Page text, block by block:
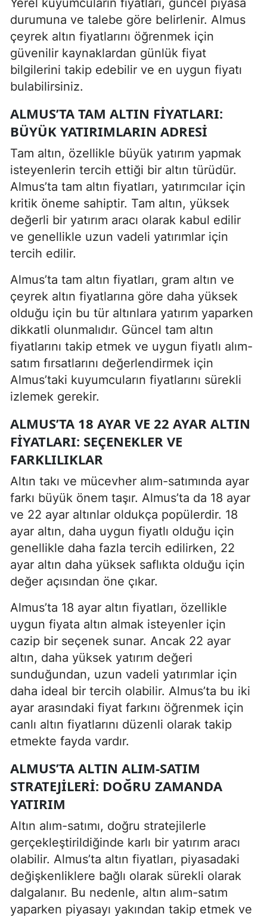
Yerel kuyumcuların fiyatları, güncel piyasa
durumuna ve talebe göre belirlenir. Almus
çeyrek altın fiyatlarını öğrenmek için
güvenilir kaynaklardan günlük fiyat
bilgilerini takip edebilir ve en uygun fiyatı
bulabilirsiniz.
ALMUS’TA TAM ALTIN FIYATLARI:
BÜYÜK YATIRIMLARIN ADRESI
Tam altın, özellikle büyük yatırım yapmak
isteyenlerin tercih ettiği bir altın türüdür.
Almus’ta tam altın fiyatları, yatırımcılar için
kritik öneme sahiptir. Tam altın, yüksek
değerli bir yatırım aracı olarak kabul edilir
ve genellikle uzun vadeli yatırımlar için
tercih edilir.
Almus’ta tam altın fiyatları, gram altın ve
çeyrek altın fiyatlarına göre daha yüksek
olduğu için bu tür altınlara yatırım yaparken
dikkatli olunmalıdır. Güncel tam altın
fiyatlarını takip etmek ve uygun fiyatlı alım-
satım fırsatlarını değerlendirmek için
Almus’taki kuyumcuların fiyatlarını sürekli
izlemek gerekir.
ALMUS’TA 18 AYAR VE 22 AYAR ALTIN
FIYATLARI: SEÇENEKLER VE
FARKLILIKLAR
Altın takı ve mücevher alım-satımında ayar
farkı büyük önem taşır. Almus’ta da 18 ayar
ve 22 ayar altınlar oldukça popülerdir. 18
ayar altın, daha uygun fiyatlı olduğu için
genellikle daha fazla tercih edilirken, 22
ayar altın daha yüksek saflıkta olduğu için
değer açısından öne çıkar.
Almus’ta 18 ayar altın fiyatları, özellikle
uygun fiyata altın almak isteyenler için
cazip bir seçenek sunar. Ancak 22 ayar
altın, daha yüksek yatırım değeri
sunduğundan, uzun vadeli yatırımlar için
daha ideal bir tercih olabilir. Almus’ta bu iki
ayar arasındaki fiyat farkını öğrenmek için
canlı altın fiyatlarını düzenli olarak takip
etmekte fayda vardır.
ALMUS’TA ALTIN ALIM-SATIM
STRATEJILERI: DOĞRU ZAMANDA
YATIRIM
Altın alım-satımı, doğru stratejilerle
gerçekleştirildiğinde karlı bir yatırım aracı
olabilir. Almus’ta altın fiyatları, piyasadaki
değişkenliklere bağlı olarak sürekli olarak
dalgalanır. Bu nedenle, altın alım-satım
yaparken piyasayı yakından takip etmek ve